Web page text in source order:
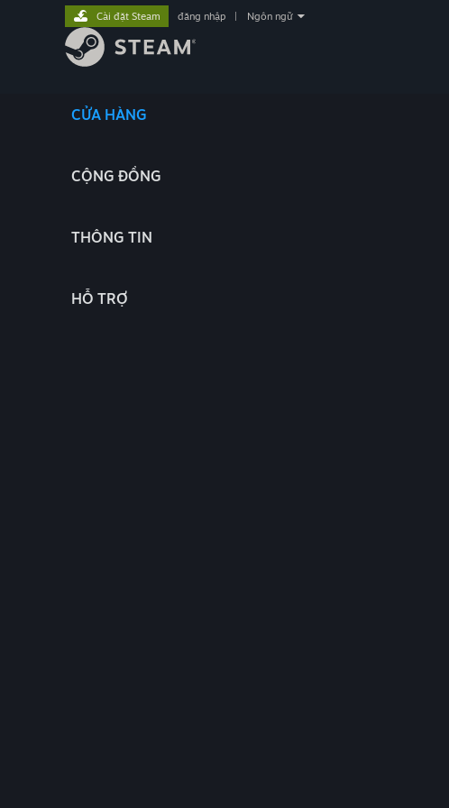
CỬA HÀNG
CỘNG ĐỒNG
THÔNG TIN
HỖ TRỢ
Cài đặt Steam đăng nhập Ngôn ngữ